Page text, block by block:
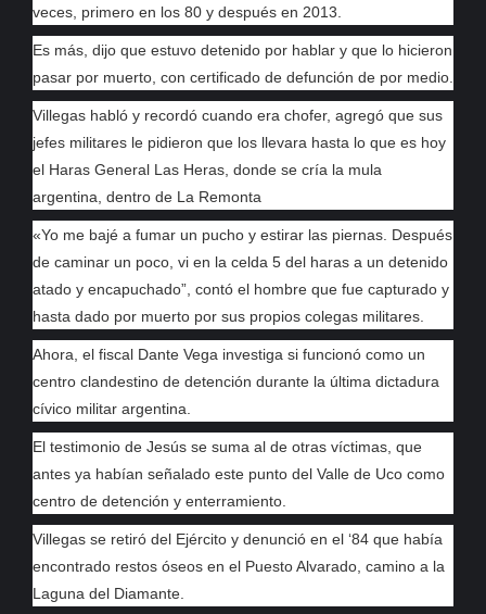
veces, primero en los 80 y después en 2013.
Es más, dijo que estuvo detenido por hablar y que lo hicieron
pasar por muerto, con certificado de defunción de por medio.
Villegas habló y recordó cuando era chofer, agregó que sus
jefes militares le pidieron que los llevara hasta lo que es hoy
el Haras General Las Heras, donde se cría la mula
argentina, dentro de La Remonta
«Yo me bajé a fumar un pucho y estirar las piernas. Después
de caminar un poco, vi en la celda 5 del haras a un detenido
atado y encapuchado”, contó el hombre que fue capturado y
hasta dado por muerto por sus propios colegas militares.
Ahora, el fiscal Dante Vega investiga si funcionó como un
centro clandestino de detención durante la última dictadura
cívico militar argentina.
El testimonio de Jesús se suma al de otras víctimas, que
antes ya habían señalado este punto del Valle de Uco como
centro de detención y enterramiento.
Villegas se retiró del Ejército y denunció en el ‘84 que había
encontrado restos óseos en el Puesto Alvarado, camino a la
Laguna del Diamante.